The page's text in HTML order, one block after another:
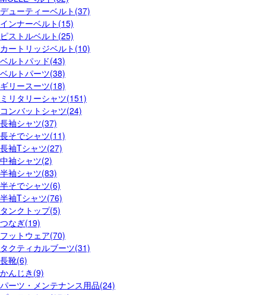
デューティーベルト(37)
インナーベルト(15)
ピストルベルト(25)
カートリッジベルト(10)
ベルトパッド(43)
ベルトパーツ(38)
ギリースーツ(18)
ミリタリーシャツ(151)
コンバットシャツ(24)
長袖シャツ(37)
長そでシャツ(11)
長袖Tシャツ(27)
中袖シャツ(2)
半袖シャツ(83)
半そでシャツ(6)
半袖Tシャツ(76)
タンクトップ(5)
つなぎ(19)
フットウェア(70)
タクティカルブーツ(31)
長靴(6)
かんじき(9)
パーツ・メンテナンス用品(24)